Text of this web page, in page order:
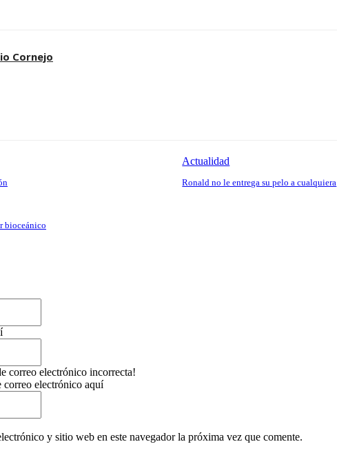
Cornejo
Actualidad
Ronald no le entrega su pelo a cualquiera
bioceánico
correo electrónico incorrecta!
correo electrónico aquí
y sitio web en este navegador la próxima vez que comente.